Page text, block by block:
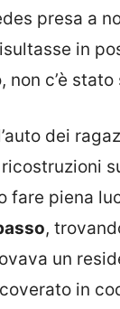
presa a
in
c’è stato
dei
fare piena
,
un
in